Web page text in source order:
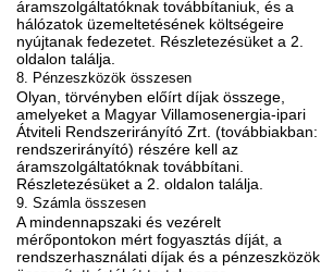
áramszolgáltatóknak továbbítaniuk, és a
hálózatok üzemeltetésének költségeire
nyújtanak fedezetet. Részletezésüket a 2.
oldalon találja.
8. Pénzeszközök összesen
Olyan, törvényben előírt díjak összege,
amelyeket a Magyar Villamosenergia-ipari
Átviteli Rendszerirányító Zrt. (továbbiakban:
rendszerirányító) részére kell az
áramszolgáltatóknak továbbítani.
Részletezésüket a 2. oldalon találja.
9. Számla összesen
A mindennapszaki és vezérelt
mérőpontokon mért fogyasztás díját, a
rendszerhasználati díjak és a pénzeszközök